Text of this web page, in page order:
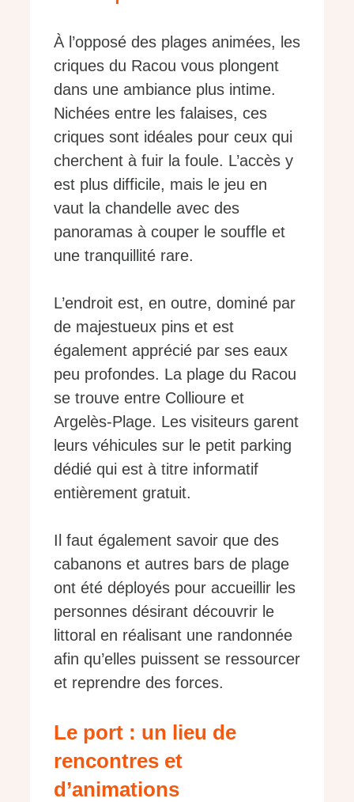
À l’opposé des plages animées, les
criques du Racou vous plongent
dans une ambiance plus intime.
Nichées entre les falaises, ces
criques sont idéales pour ceux qui
cherchent à fuir la foule. L’accès y
est plus difficile, mais le jeu en
vaut la chandelle avec des
panoramas à couper le souffle et
une tranquillité rare.
L’endroit est, en outre, dominé par
de majestueux pins et est
également apprécié par ses eaux
peu profondes. La plage du Racou
se trouve entre Collioure et
Argelès-Plage. Les visiteurs garent
leurs véhicules sur le petit parking
dédié qui est à titre informatif
entièrement gratuit.
Il faut également savoir que des
cabanons et autres bars de plage
ont été déployés pour accueillir les
personnes désirant découvrir le
littoral en réalisant une randonnée
afin qu’elles puissent se ressourcer
et reprendre des forces.
Le port : un lieu de
rencontres et
d’animations